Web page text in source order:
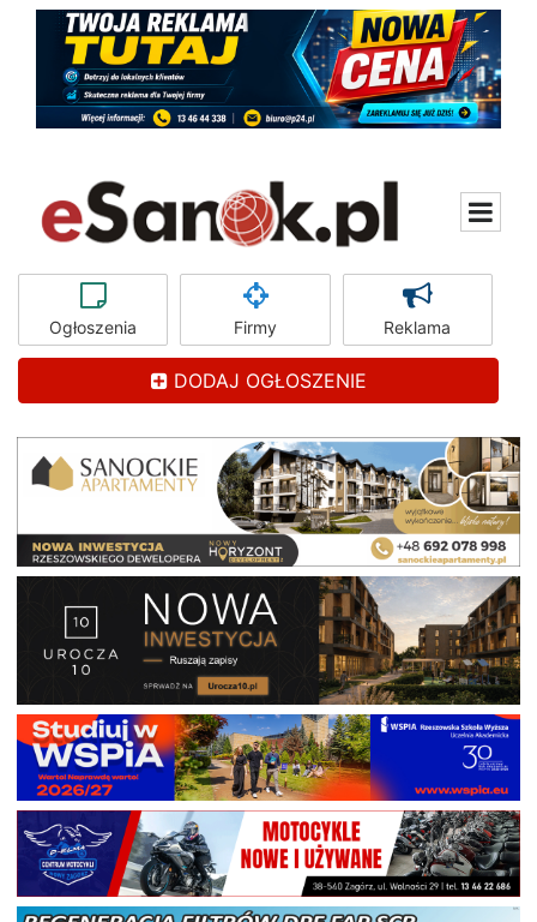
Ogłoszenia Firmy Reklama
DODAJ OGŁOSZENIE